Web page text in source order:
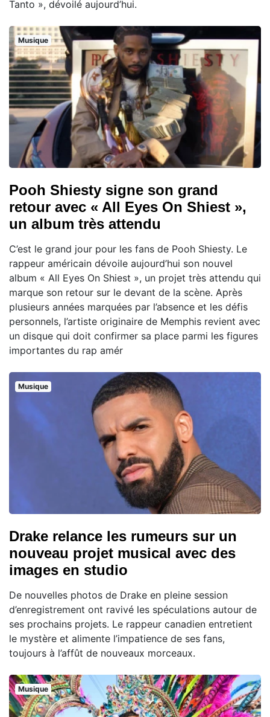
Tanto », dévoilé aujourd’hui.
Musique
Pooh Shiesty signe son grand
retour avec « All Eyes On Shiest »,
un album très attendu
C’est le grand jour pour les fans de Pooh Shiesty. Le
rappeur américain dévoile aujourd’hui son nouvel
album « All Eyes On Shiest », un projet très attendu qui
marque son retour sur le devant de la scène. Après
plusieurs années marquées par l’absence et les défis
personnels, l’artiste originaire de Memphis revient avec
un disque qui doit confirmer sa place parmi les figures
importantes du rap amér
Musique
Drake relance les rumeurs sur un
nouveau projet musical avec des
images en studio
De nouvelles photos de Drake en pleine session
d’enregistrement ont ravivé les spéculations autour de
ses prochains projets. Le rappeur canadien entretient
le mystère et alimente l’impatience de ses fans,
toujours à l’affût de nouveaux morceaux.
Musique